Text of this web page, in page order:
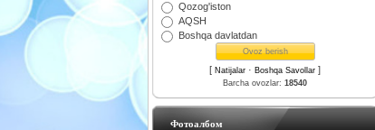
Qozog'iston
AQSH
Boshqa davlatdan
[ Natijalar · Boshqa Savollar ]
Barcha ovozlar: 18540
Фотоалбом